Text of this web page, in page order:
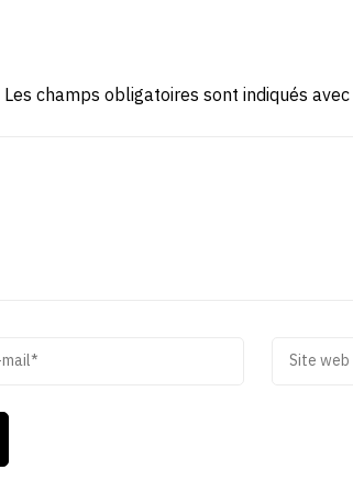
Les champs obligatoires sont indiqués avec